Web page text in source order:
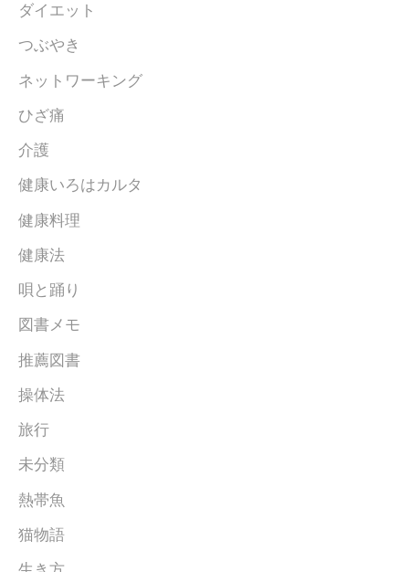
ダイエット
つぶやき
ネットワーキング
ひざ痛
介護
健康いろはカルタ
健康料理
健康法
唄と踊り
図書メモ
推薦図書
操体法
旅行
未分類
熱帯魚
猫物語